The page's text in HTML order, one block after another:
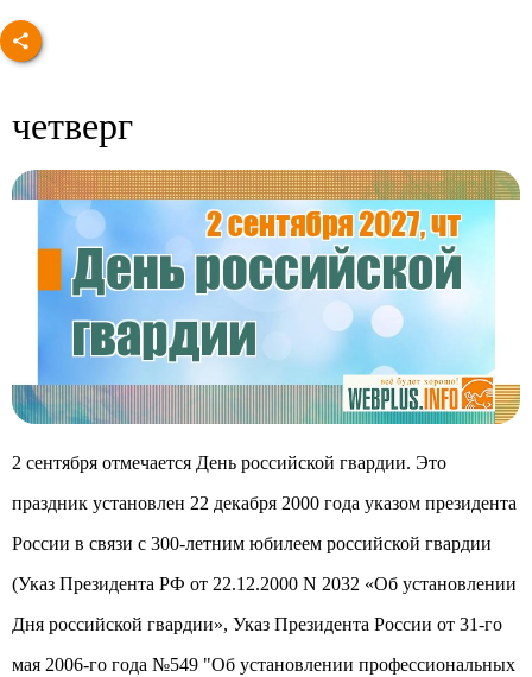
четверг
2 сентября отмечается День российской гвардии. Это
праздник установлен 22 декабря 2000 года указом президента
России в связи с 300-летним юбилеем российской гвардии
(Указ Президента РФ от 22.12.2000 N 2032 «Об установлении
Дня российской гвардии», Указ Президента России от 31-го
мая 2006-го года №549 "Об установлении профессиональных